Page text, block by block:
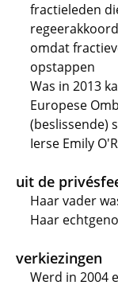
fractieleden
omdat
opstappen
Was in 2013
Europese
(beslissende)
Ierse Emily
uit de
Haar vader
Haar
verkiezingen
Werd in 2004